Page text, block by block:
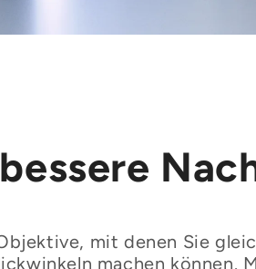
mit denen Sie
machen können.